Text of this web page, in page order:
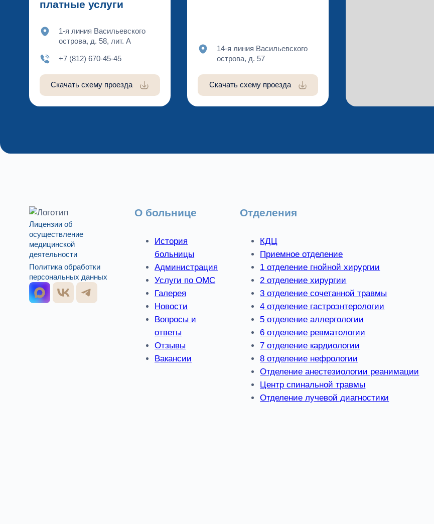
платные услуги
1-я линия Васильевского
острова, д. 58, лит. А
+7 (812) 670-45-45
Скачать схему проезда
14-я линия Васильевского
острова, д. 57
Скачать схему проезда
Лицензии об
осуществление
медицинской
деятельности
Политика обработки
персональных данных
О больнице
История
больницы
Администрация
Услуги по ОМС
Галерея
Новости
Вопросы и
ответы
Отзывы
Вакансии
Отделения
КДЦ
Приемное отделение
1 отделение гнойной хирургии
2 отделение хирургии
3 отделение сочетанной травмы
4 отделение гастроэнтерологии
5 отделение аллергологии
6 отделение ревматологии
7 отделение кардиологии
8 отделение нефрологии
Отделение анестезиологии реанимации
Центр спинальной травмы
Отделение лучевой диагностики